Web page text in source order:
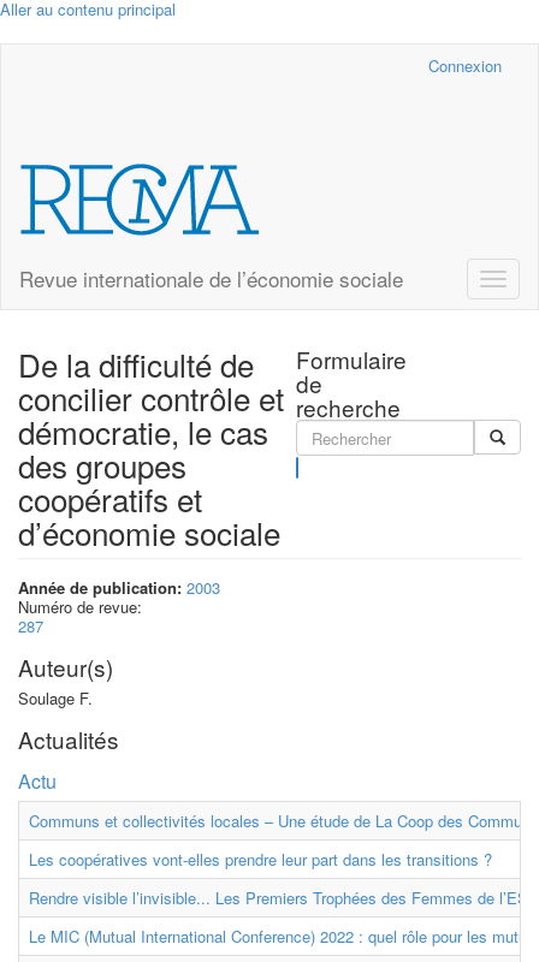
Aller au contenu principal
Connexion
Revue internationale de l’économie sociale
Toggle
Formulaire
de
recherche
De la difficulté de
concilier contrôle et
démocratie, le cas
des groupes
coopératifs et
d’économie sociale
Année de publication: 2003
Numéro de revue:
287
Auteur(s)
Soulage F.
Actualités
Actu
Communs et collectivités locales – Une étude de La Coop des
Les coopératives vont-elles prendre leur part dans les transitions ?
Rendre visible l’invisible... Les Premiers Trophées des Femmes de
Le MIC (Mutual International Conference) 2022 : quel rôle pour les